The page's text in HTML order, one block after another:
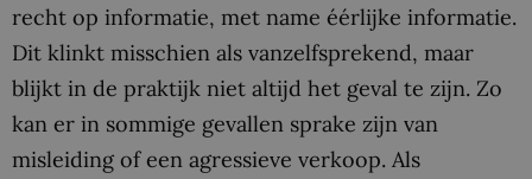
recht op informatie, met name éérlijke informatie.
Dit klinkt misschien als vanzelfsprekend, maar
blijkt in de praktijk niet altijd het geval te zijn. Zo
kan er in sommige gevallen sprake zijn van
misleiding of een agressieve verkoop. Als